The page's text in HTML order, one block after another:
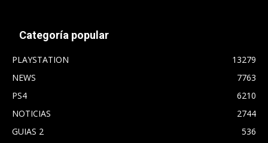
Categoría popular
PLAYSTATION
13279
NEWS
7763
PS4
6210
NOTICIAS
2744
GUIAS 2
536